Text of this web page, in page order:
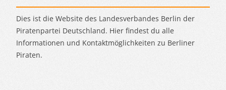
Dies ist die Website des Landesverbandes Berlin der
Piratenpartei Deutschland. Hier findest du alle
Informationen und Kontaktmöglichkeiten zu Berliner
Piraten.